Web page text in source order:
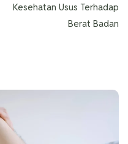
Kesehatan Usus Terhadap
Berat Badan